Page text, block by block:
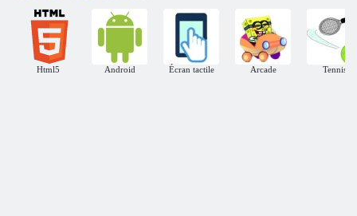
Html5 Android Écran tactile Arcade Tennis